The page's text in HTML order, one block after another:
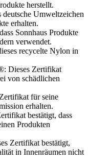
herstellt.
Umweltzeichen
erhalten.
Sonnhaus Produkte
verwendet.
recycelte Nylon in
Dieses Zertifikat
von schädlichen
für seine
erhalten.
bestätigt, dass
Produkten
Zertifikat bestätigt,
in Innenräumen nicht